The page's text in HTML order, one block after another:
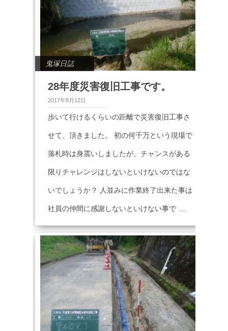
鬼塚日誌
28年度災害復旧工事です。
2017年8月12日
歩いて行けるくらいの距離で災害復旧工事さ
せて、頂きました。 初の何千万という現場で
落札時は身震いしましたが、チャンスがある
限りチャレンジはしないといけないのではな
いでしょうか？ 人並みに作業終了出来た事は
社員の仲間に感謝しないといけない事で …